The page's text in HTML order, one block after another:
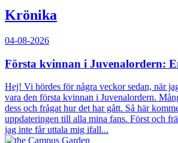
Krönika
04-08-2026
Första kvinnan i Juvenalordern:
Hej! Vi hördes för några veckor sedan, när
vara den första kvinnan i Juvenalordern.
dess och frågat hur det har gått. Så här
uppdateringen till alla mina fans. Först och
jag inte får uttala mig ifall...